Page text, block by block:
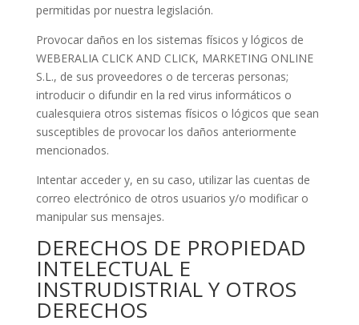
permitidas por nuestra legislación.
Provocar daños en los sistemas físicos y lógicos de
WEBERALIA CLICK AND CLICK, MARKETING ONLINE
S.L., de sus proveedores o de terceras personas;
introducir o difundir en la red virus informáticos o
cualesquiera otros sistemas físicos o lógicos que sean
susceptibles de provocar los daños anteriormente
mencionados.
Intentar acceder y, en su caso, utilizar las cuentas de
correo electrónico de otros usuarios y/o modificar o
manipular sus mensajes.
DERECHOS DE PROPIEDAD
INTELECTUAL E
INSTRUDISTRIAL Y OTROS
DERECHOS